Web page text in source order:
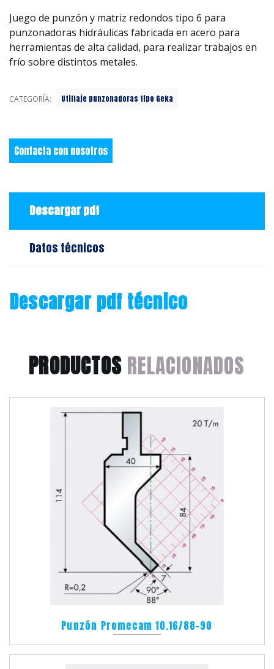
Juego de punzón y matriz redondos tipo 6 para
punzonadoras hidráulicas fabricada en acero para
herramientas de alta calidad, para realizar trabajos en
frío sobre distintos metales.
CATEGORÍA: Utillaje punzonadoras tipo Geka
Contacta con nosotros
Descargar pdf
Datos técnicos
Descargar pdf técnico
PRODUCTOS RELACIONADOS
Punzón Promecam 10.16/88-90